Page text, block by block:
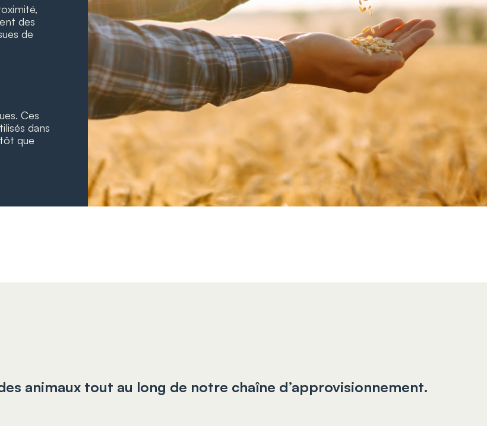
des
de
Ces
dans
que
animaux tout au long de notre chaîne d’approvisionnement.